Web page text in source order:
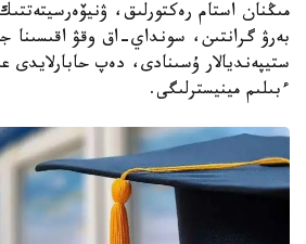
مىڭنان استام رەكتورلىق،
بەرۋ گرانتىن، سونداي-اق وقۋ اقىسىنا
ستيپەنديالار ۇسىنادى، دەپ حابارلايدى
ءبىلىم مينيسترلىگى.